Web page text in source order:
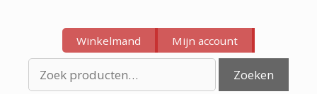
inhoud
inhoud
Winkelmand Mijn account
naar:
Zoeken